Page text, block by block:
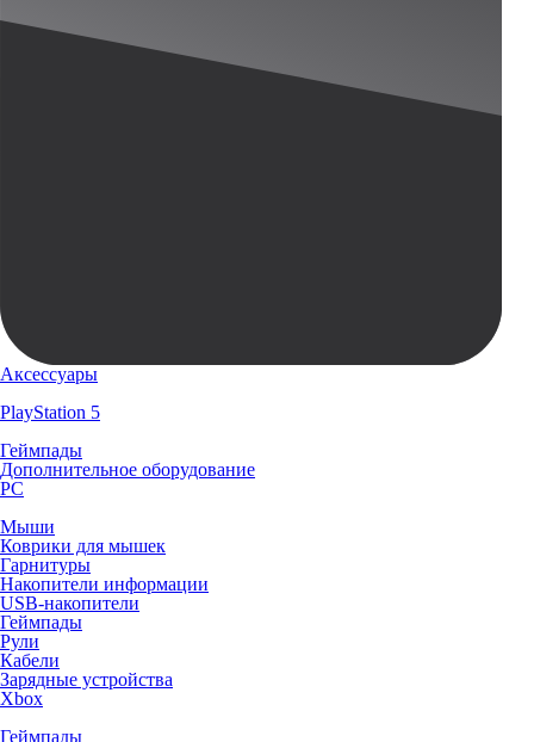
Аксессуары
PlayStation 5
Геймпады
Дополнительное оборудование
PC
Мыши
Коврики для мышек
Гарнитуры
Накопители информации
USB-накопители
Геймпады
Рули
Кабели
Зарядные устройства
Xbox
Геймпады